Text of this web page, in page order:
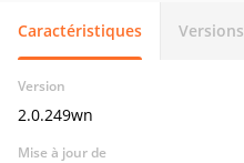
Caractéristiques Versions
Version
2.0.249wn
Mise à jour de